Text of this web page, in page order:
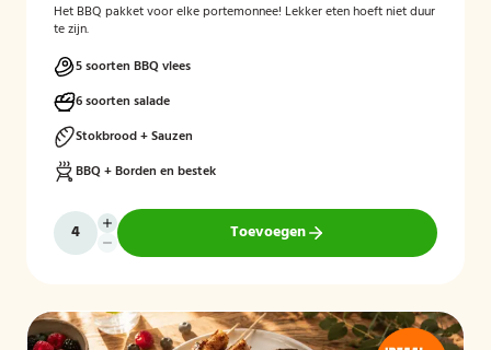
Het BBQ pakket voor elke portemonnee! Lekker eten hoeft niet duur
te zijn.
5 soorten BBQ vlees
6 soorten salade
Stokbrood + Sauzen
BBQ + Borden en bestek
Toevoegen